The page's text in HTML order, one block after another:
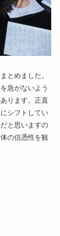
とめました。
急がないよう
ります。正直
シフトしてい
と思いますの
の信憑性を観